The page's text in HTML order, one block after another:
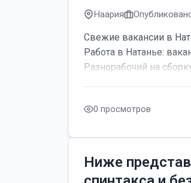
Наария
Свежие вакансии в
Работа в Натанье:
Разнорабочий на
0 просмотров
Ниже